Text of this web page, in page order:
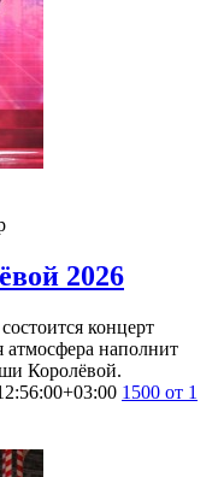
2026
концерт
наполнит
Королёвой.
1500 от 1